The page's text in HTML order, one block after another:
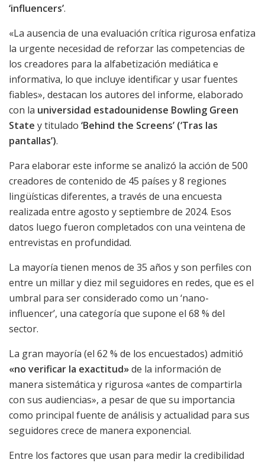
‘influencers’.
«La ausencia de una evaluación crítica rigurosa enfatiza
la urgente necesidad de reforzar las competencias de
los creadores para la alfabetización mediática e
informativa, lo que incluye identificar y usar fuentes
fiables», destacan los autores del informe, elaborado
con la universidad estadounidense Bowling Green
State y titulado ‘Behind the Screens’ (‘Tras las
pantallas’).
Para elaborar este informe se analizó la acción de 500
creadores de contenido de 45 países y 8 regiones
lingüísticas diferentes, a través de una encuesta
realizada entre agosto y septiembre de 2024. Esos
datos luego fueron completados con una veintena de
entrevistas en profundidad.
La mayoría tienen menos de 35 años y son perfiles con
entre un millar y diez mil seguidores en redes, que es el
umbral para ser considerado como un ‘nano-
influencer’, una categoría que supone el 68 % del
sector.
La gran mayoría (el 62 % de los encuestados) admitió
«no verificar la exactitud»de la información de
manera sistemática y rigurosa «antes de compartirla
con sus audiencias», a pesar de que su importancia
como principal fuente de análisis y actualidad para sus
seguidores crece de manera exponencial.
Entre los factores que usan para medir la credibilidad